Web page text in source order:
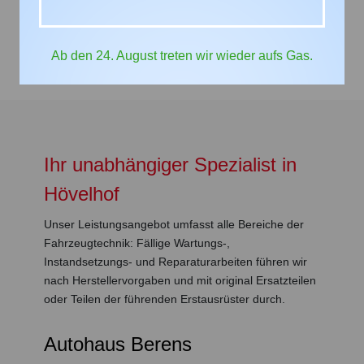
Ihr unabhängiger Spezialist in
Hövelhof
Unser Leistungsangebot umfasst alle Bereiche der
Fahrzeugtechnik: Fällige Wartungs-,
Instandsetzungs- und Reparaturarbeiten führen wir
nach Herstellervorgaben und mit original Ersatzteilen
oder Teilen der führenden Erstausrüster durch.
Autohaus Berens
Ab den 24. August treten wir wieder aufs Gas.